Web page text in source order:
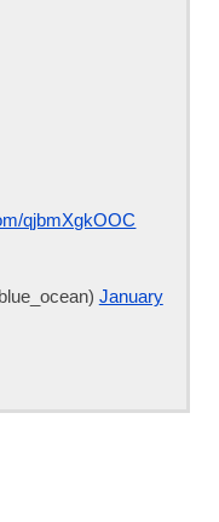
qjbmXgkOOC
January